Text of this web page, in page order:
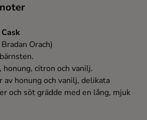
Orach)
honung, citron och vanilj.
av honung och vanilj, delikata
och söt grädde med en lång, mjuk